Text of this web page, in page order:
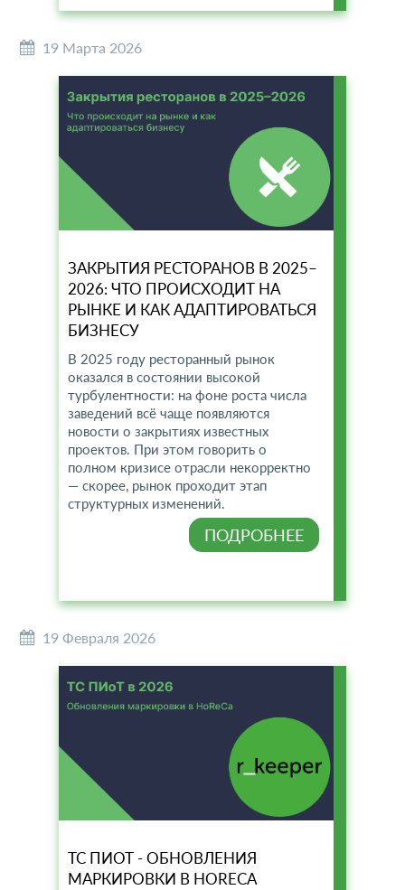
19 Марта 2026
ЗАКРЫТИЯ РЕСТОРАНОВ В 2025–
2026: ЧТО ПРОИСХОДИТ НА
РЫНКЕ И КАК АДАПТИРОВАТЬСЯ
БИЗНЕСУ
В 2025 году ресторанный рынок
оказался в состоянии высокой
турбулентности: на фоне роста числа
заведений всё чаще появляются
новости о закрытиях известных
проектов. При этом говорить о
полном кризисе отрасли некорректно
— скорее, рынок проходит этап
структурных изменений.
ПОДРОБНЕЕ
19 Февраля 2026
ТС ПИОТ - ОБНОВЛЕНИЯ
МАРКИРОВКИ В HORECA